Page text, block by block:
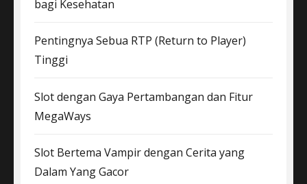
bagi Kesehatan
Pentingnya Sebua RTP (Return to Player)
Tinggi
Slot dengan Gaya Pertambangan dan Fitur
MegaWays
Slot Bertema Vampir dengan Cerita yang
Dalam Yang Gacor